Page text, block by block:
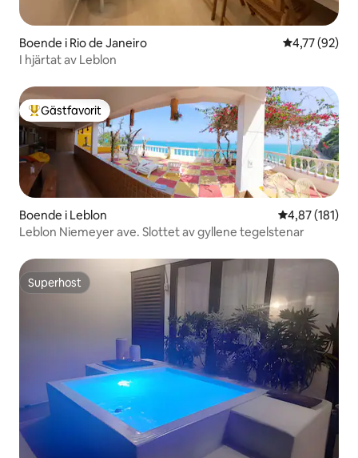
Boende i Rio de Janeiro 4,77 av 5 i
4,77 (92)
I hjärtat av Leblon
Populär gästfavorit
Gästfavorit
Boende i Leblon 4,87 av 5 i
4,87 (181)
Leblon Niemeyer ave. Slottet av gyllene tegelstenar
Superhost
Superhost